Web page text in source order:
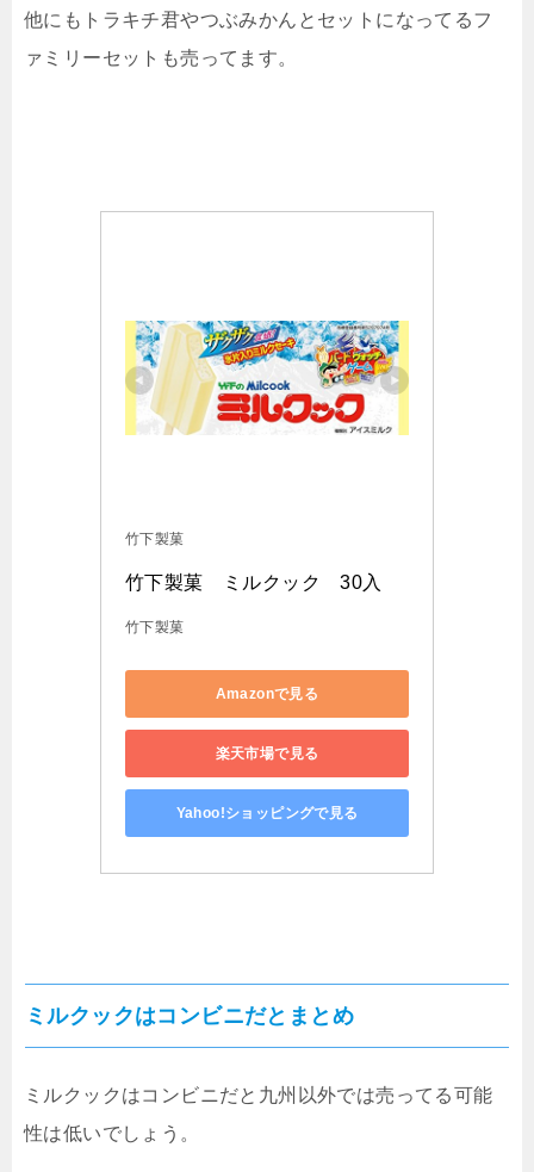
他にもトラキチ君やつぶみかんとセットになってるフ
ァミリーセットも売ってます。
竹下製菓
竹下製菓　ミルクック　30入
竹下製菓
Amazonで見る
楽天市場で見る
Yahoo!ショッピングで見る
ミルクックはコンビニだとまとめ
ミルクックはコンビニだと九州以外では売ってる可能
性は低いでしょう。